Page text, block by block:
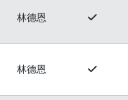
林德恩
林德恩